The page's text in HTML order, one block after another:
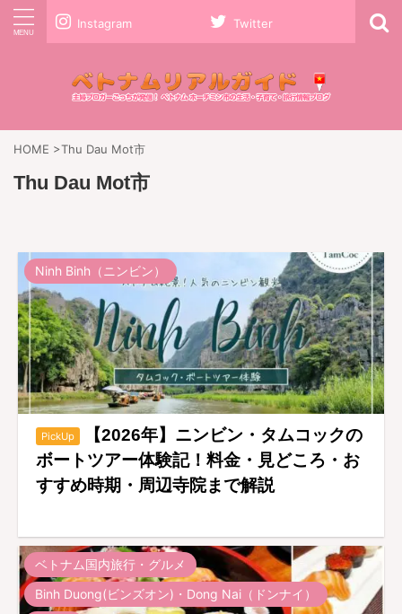
Instagram Twitter
HOME >Thu Dau Mot市
Thu Dau Mot市
Ninh Binh（ニンビン）
PickUp
【2026年】ニンビン・タムコックの
ボートツアー体験記！料金・見どころ・お
すすめ時期・周辺寺院まで解説
ベトナム国内旅行・グルメ
Binh Duong(ビンズオン)・Dong Nai（ドンナイ）